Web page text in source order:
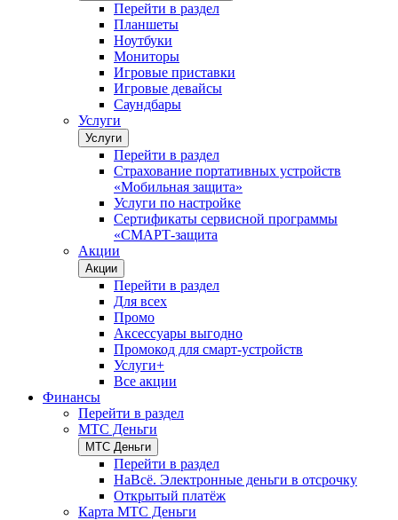
Перейти в раздел
Планшеты
Ноутбуки
Мониторы
Игровые приставки
Игровые девайсы
Саундбары
Услуги
Услуги
Перейти в раздел
Страхование портативных устройств
«Мобильная защита»
Услуги по настройке
Сертификаты сервисной программы
«СМАРТ-защита
Акции
Акции
Перейти в раздел
Для всех
Промо
Аксессуары выгодно
Промокод для смарт-устройств
Услуги+
Все акции
Финансы
Перейти в раздел
МТС Деньги
МТС Деньги
Перейти в раздел
НаВсё. Электронные деньги в отсрочку
Открытый платёж
Карта МТС Деньги